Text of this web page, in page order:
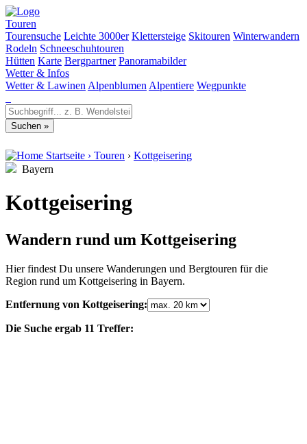
Touren
Tourensuche Leichte 3000er Klettersteige Skitouren Winterwandern
Rodeln Schneeschuhtouren
Hütten Karte Bergpartner Panoramabilder
Wetter & Infos
Wetter & Lawinen Alpenblumen Alpentiere Wegpunkte
Startseite › Touren › Kottgeisering
Bayern
Kottgeisering
Wandern rund um Kottgeisering
Hier findest Du unsere Wanderungen und Bergtouren für die
Region rund um Kottgeisering in Bayern.
Entfernung von Kottgeisering:
Die Suche ergab 11 Treffer: